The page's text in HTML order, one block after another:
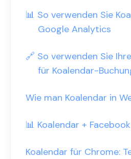
📊 So verwenden Sie
Google Analytics
🔗 So verwenden Sie
für Koalendar-
Wie man Koalendar in
📊 Koalendar +
Koalendar für Chrome: